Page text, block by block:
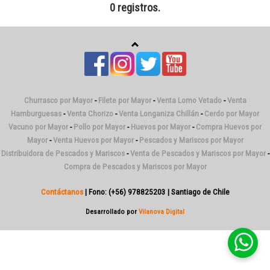
0 registros.
Churrasco por Mayor- Filete por Mayor-Venta Lomo Vetado-Venta
Hamburguesas -Venta Chorizo -Venta Longaniza Chillán - Cerdo por Mayor
Vacuno por Mayor - Pollo por Mayor - Huevos por Mayor - Compra Huevos por
Mayor-Venta Huevos por Mayor- Pescados y Mariscos por Mayor
Distribuidora de Pescados y Mariscos-Venta de Pescados y Mariscos por Mayor-
Compra de Pescados y Mariscos por Mayor
Contáctanos| Fono: (+56) 978825203 | Santiago de Chile
Desarrollado por Vilanova Digital